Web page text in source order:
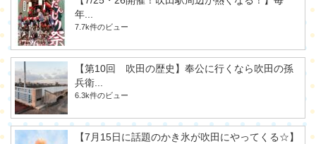
年...
7.7k件のビュー
【第10回 吹田の歴史】奉公に行くなら吹田の孫
兵衛...
6.3k件のビュー
【7月15日に話題のかき氷が吹田にやってくる☆】